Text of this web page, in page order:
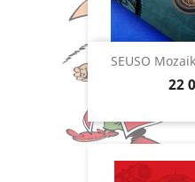
SEUSO
Ár
22